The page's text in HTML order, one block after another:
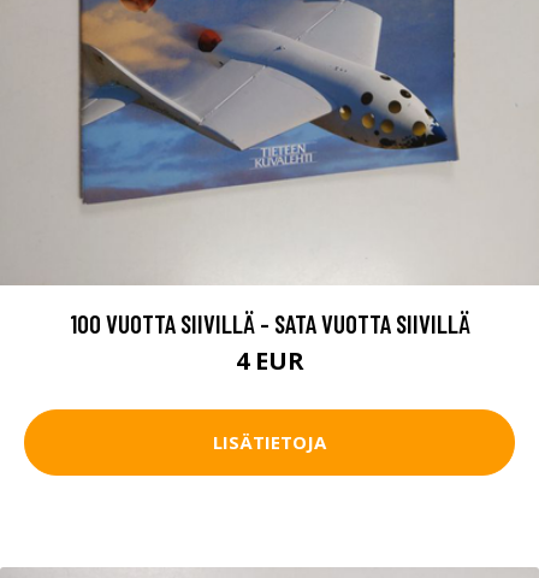
100 VUOTTA SIIVILLÄ - SATA VUOTTA SIIVILLÄ
4 EUR
LISÄTIETOJA